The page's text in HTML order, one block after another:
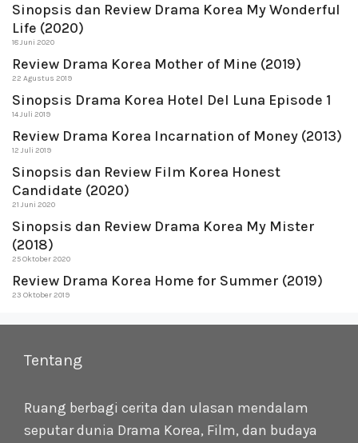
Sinopsis dan Review Drama Korea My Wonderful
Life (2020)
18 Juni 2020
Review Drama Korea Mother of Mine (2019)
22 Agustus 2019
Sinopsis Drama Korea Hotel Del Luna Episode 1
14 Juli 2019
Review Drama Korea Incarnation of Money (2013)
12 Juli 2019
Sinopsis dan Review Film Korea Honest
Candidate (2020)
21 Juni 2020
Sinopsis dan Review Drama Korea My Mister
(2018)
25 Oktober 2020
Review Drama Korea Home for Summer (2019)
23 Oktober 2019
Tentang
Ruang berbagi cerita dan ulasan mendalam
seputar dunia Drama Korea, Film, dan budaya